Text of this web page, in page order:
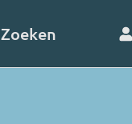
Zoeken